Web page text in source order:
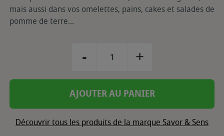
mais aussi dans vos omelettes, pains, cakes et salades de
pomme de terre...
- +
AJOUTER AU PANIER
Découvrir tous les produits de la marque Savor & Sens